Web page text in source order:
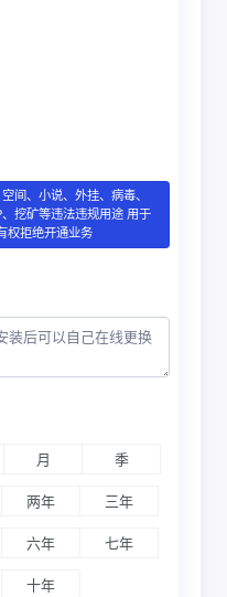
间、小说、外挂、病毒、
矿等违法违规用途 用于
权拒绝开通业务
月 季
两年 三年
六年 七年
十年